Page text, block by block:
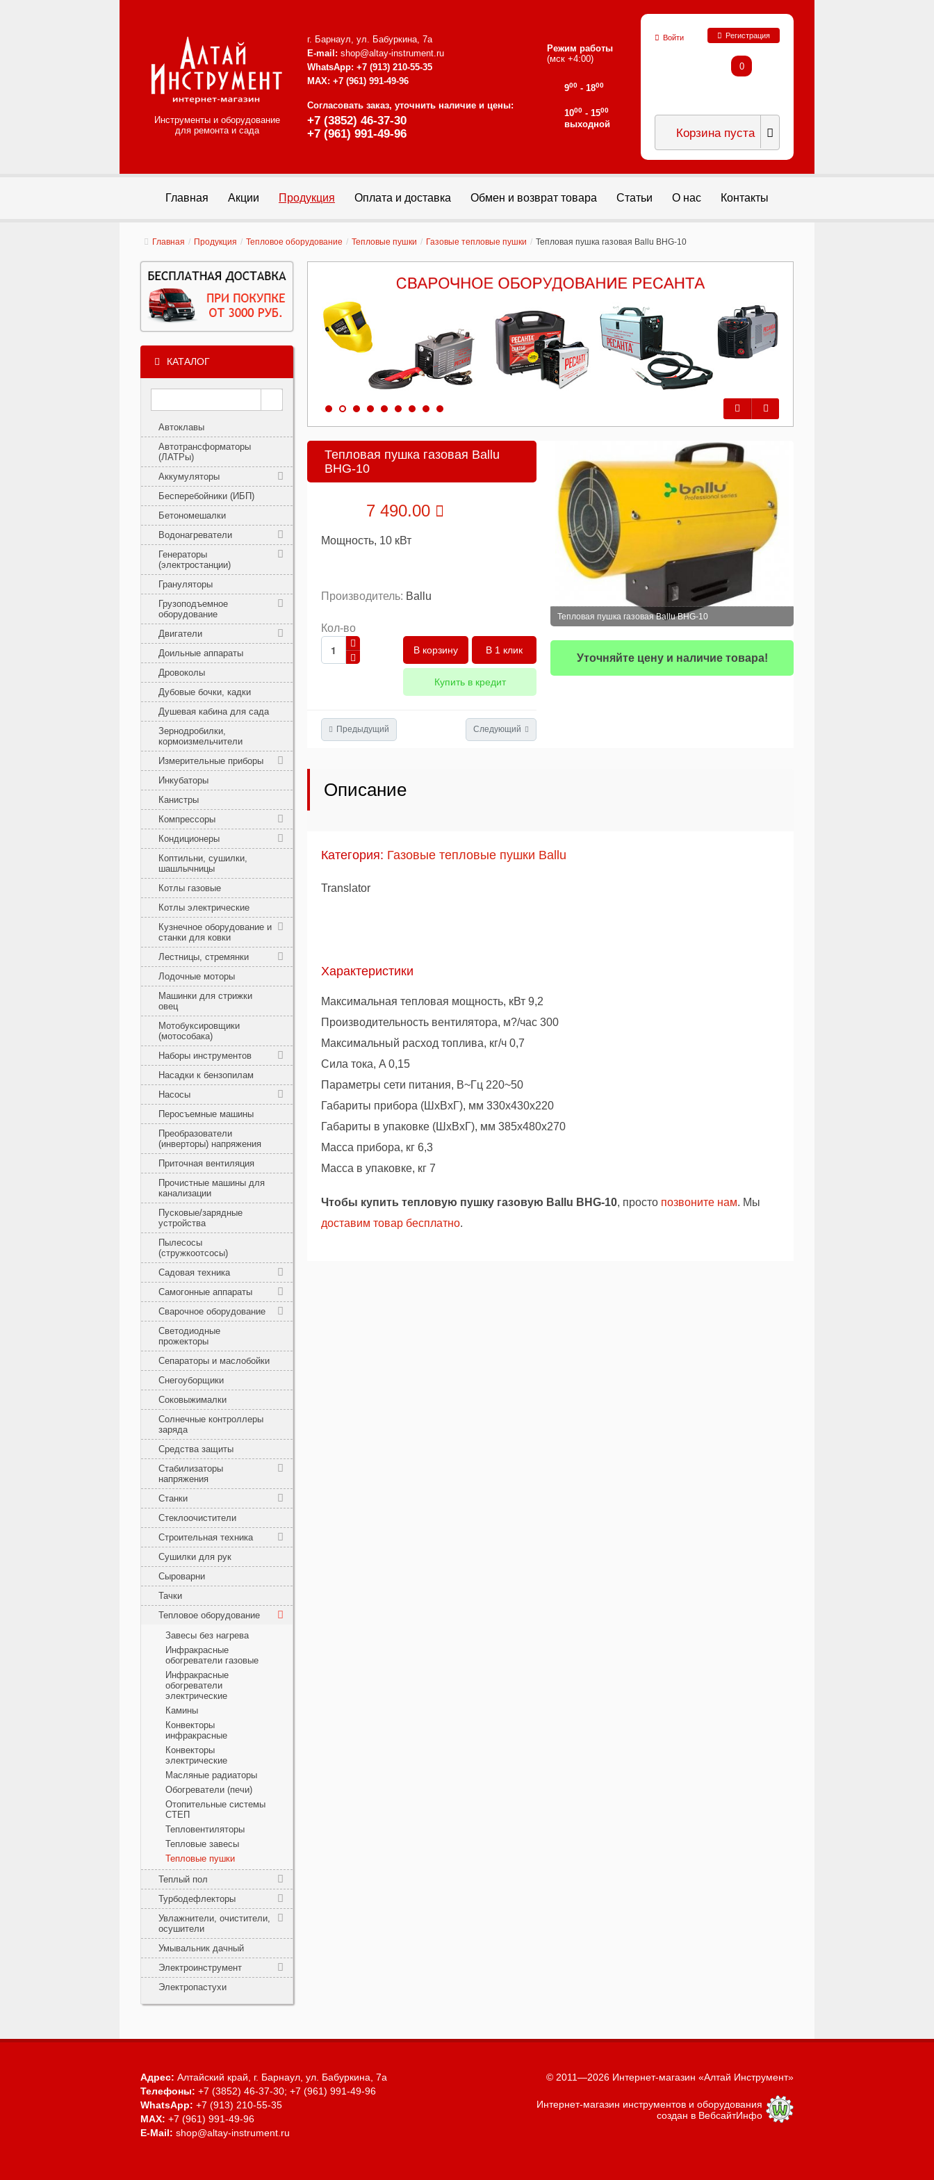
Инструменты и оборудование
для ремонта и сада
г. Барнаул, ул. Бабуркина, 7а
E-mail: shop@altay-instrument.ru
WhatsApp: +7 (913) 210-55-35
MAX: +7 (961) 991-49-96
Согласовать заказ, уточнить наличие и цены:
+7 (3852) 46-37-30
+7 (961) 991-49-96
Режим работы
(мск +4:00)
900 - 1800
1000 - 1500
выходной
Войти Регистрация
0
Корзина пуста
Главная Акции Продукция Оплата и доставка Обмен и возврат товара Статьи О нас Контакты
Главная / Продукция / Тепловое оборудование / Тепловые пушки / Газовые тепловые пушки / Тепловая пушка газовая Ballu BHG-10
КАТАЛОГ
Автоклавы
Автотрансформаторы
(ЛАТРы)
Аккумуляторы
Бесперебойники (ИБП)
Бетономешалки
Водонагреватели
Генераторы
(электростанции)
Грануляторы
Грузоподъемное
оборудование
Двигатели
Доильные аппараты
Дровоколы
Дубовые бочки, кадки
Душевая кабина для сада
Зернодробилки,
кормоизмельчители
Измерительные приборы
Инкубаторы
Канистры
Компрессоры
Кондиционеры
Коптильни, сушилки,
шашлычницы
Котлы газовые
Котлы электрические
Кузнечное оборудование и
станки для ковки
Лестницы, стремянки
Лодочные моторы
Машинки для стрижки
овец
Мотобуксировщики
(мотособака)
Наборы инструментов
Насадки к бензопилам
Насосы
Перосъемные машины
Преобразователи
(инверторы) напряжения
Приточная вентиляция
Прочистные машины для
канализации
Пусковые/зарядные
устройства
Пылесосы
(стружкоотсосы)
Садовая техника
Самогонные аппараты
Сварочное оборудование
Светодиодные
прожекторы
Сепараторы и маслобойки
Снегоуборщики
Соковыжималки
Солнечные контроллеры
заряда
Средства защиты
Стабилизаторы
напряжения
Станки
Стеклоочистители
Строительная техника
Сушилки для рук
Сыроварни
Тачки
Тепловое оборудование
Завесы без нагрева
Инфракрасные
обогреватели газовые
Инфракрасные
обогреватели
электрические
Камины
Конвекторы
инфракрасные
Конвекторы
электрические
Масляные радиаторы
Обогреватели (печи)
Отопительные системы
СТЕП
Тепловентиляторы
Тепловые завесы
Тепловые пушки
Теплый пол
Турбодефлекторы
Увлажнители, очистители,
осушители
Умывальник дачный
Электроинструмент
Электропастухи
Предыдущий
Следующий
Тепловая пушка газовая Ballu
BHG-10
7 490.00
Мощность, 10 кВт
Производитель: Ballu
Кол-во
В 1 клик
Купить в кредит
Предыдущий Следующий
Тепловая пушка газовая Ballu BHG-10
Уточняйте цену и наличие товара!
Описание
Категория: Газовые тепловые пушки Ballu
Translator
Характеристики
Максимальная тепловая мощность, кВт 9,2
Производительность вентилятора, м?/час 300
Максимальный расход топлива, кг/ч 0,7
Сила тока, A 0,15
Параметры сети питания, B~Гц 220~50
Габариты прибора (ШхВхГ), мм 330х430х220
Габариты в упаковке (ШхВхГ), мм 385х480х270
Масса прибора, кг 6,3
Масса в упаковке, кг 7
Чтобы купить тепловую пушку газовую Ballu BHG-10, просто позвоните нам. Мы
доставим товар бесплатно.
Адрес: Алтайский край, г. Барнаул, ул. Бабуркина, 7а
Телефоны: +7 (3852) 46-37-30; +7 (961) 991-49-96
WhatsApp: +7 (913) 210-55-35
MAX: +7 (961) 991-49-96
E-Mail: shop@altay-instrument.ru
© 2011—2026 Интернет-магазин «Алтай Инструмент»
Интернет-магазин инструментов и оборудования
создан в ВебсайтИнфо